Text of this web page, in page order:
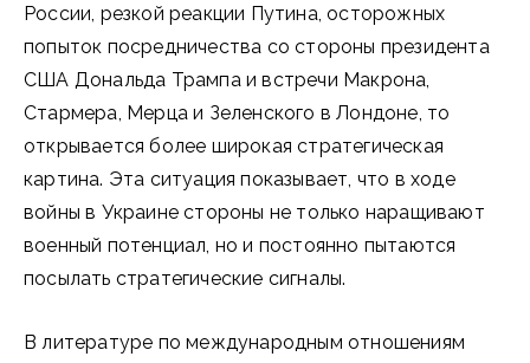
России, резкой реакции Путина, осторожных
попыток посредничества со стороны президента
США Дональда Трампа и встречи Макрона,
Стармера, Мерца и Зеленского в Лондоне, то
открывается более широкая стратегическая
картина. Эта ситуация показывает, что в ходе
войны в Украине стороны не только наращивают
военный потенциал, но и постоянно пытаются
посылать стратегические сигналы.
В литературе по международным отношениям